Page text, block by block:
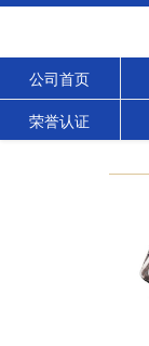
公司首页
荣誉认证